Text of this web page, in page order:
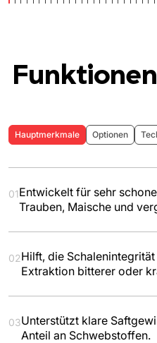
Hauptmerkmale Optionen
01Entwickelt für sehr
Trauben, Maische und
02Hilft, die
Extraktion bitterer oder
03Unterstützt klare
Anteil an Schwebstoffen.